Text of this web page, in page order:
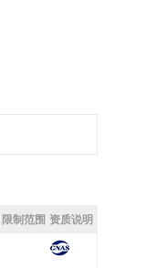
限制范围 资质说明